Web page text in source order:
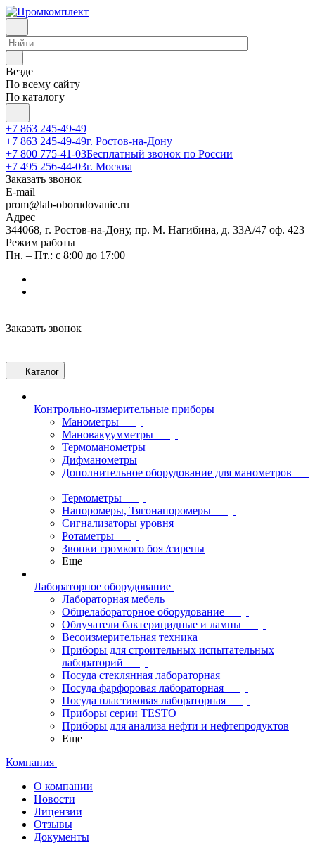
Везде
По всему сайту
По каталогу
+7 863 245-49-49
+7 863 245-49-49г. Ростов-на-Дону
+7 800 775-41-03Бесплатный звонок по России
+7 495 256-44-03г. Москва
Заказать звонок
E-mail
prom@lab-oborudovanie.ru
Адрес
344068, г. Ростов-на-Дону, пр. М. Нагибина, д. 33А/47 оф. 423
Режим работы
Пн. – Пт.: с 8:00 до 17:00
Заказать звонок
Каталог
Контрольно-измерительные приборы
Манометры
Мановакуумметры
Термоманометры
Дифманометры
Дополнительное оборудование для манометров
Термометры
Напоромеры, Тягонапоромеры
Сигнализаторы уровня
Ротаметры
Звонки громкого боя /сирены
Еще
Лабораторное оборудование
Лабораторная мебель
Общелабораторное оборудование
Облучатели бактерицидные и лампы
Весоизмерительная техника
Приборы для строительных испытательных
лабораторий
Посуда стеклянная лабораторная
Посуда фарфоровая лабораторная
Посуда пластиковая лабораторная
Приборы серии TESTO
Приборы для анализа нефти и нефтепродуктов
Еще
Компания
О компании
Новости
Лицензии
Отзывы
Документы